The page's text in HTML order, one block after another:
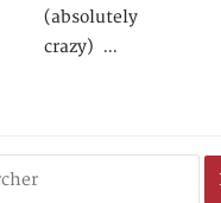
(absolutely
crazy) …